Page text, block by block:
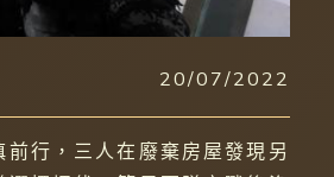
20/07/2022
行，三人在廢棄房屋發現另